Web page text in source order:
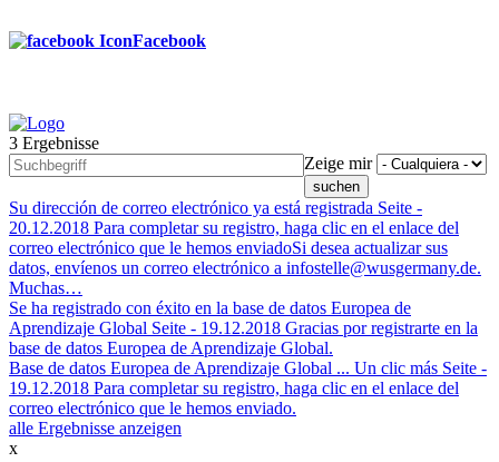
Facebook
Footer
menu
3 Ergebnisse
Zeige mir
Su dirección de correo electrónico ya está registrada Seite -
20.12.2018 Para completar su registro, haga clic en el enlace del
correo electrónico que le hemos enviadoSi desea actualizar sus
datos, envíenos un correo electrónico a infostelle@wusgermany.de.
Muchas…
Se ha registrado con éxito en la base de datos Europea de
Aprendizaje Global Seite - 19.12.2018 Gracias por registrarte en la
base de datos Europea de Aprendizaje Global.
Base de datos Europea de Aprendizaje Global ... Un clic más Seite -
19.12.2018 Para completar su registro, haga clic en el enlace del
correo electrónico que le hemos enviado.
alle Ergebnisse anzeigen
x